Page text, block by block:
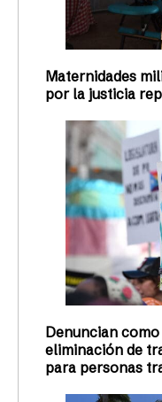
Maternidades
por la justicia
Denuncian
eliminación de
para personas